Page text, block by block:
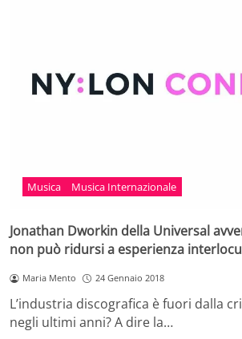
Musica Musica Internazionale
Jonathan Dworkin della Universal
non può ridursi a esperienza
Maria Mento 24 Gennaio 2018
L’industria discografica è fuori dalla
negli ultimi anni? A dire la…